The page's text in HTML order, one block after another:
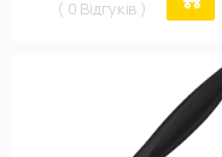
( 0 Відгуків )